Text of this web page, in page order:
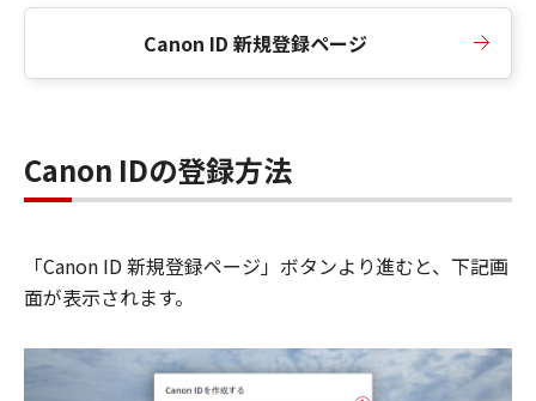
Canon ID 新規登録ページ
Canon IDの登録方法
「Canon ID 新規登録ページ」ボタンより進むと、下記画
面が表示されます。